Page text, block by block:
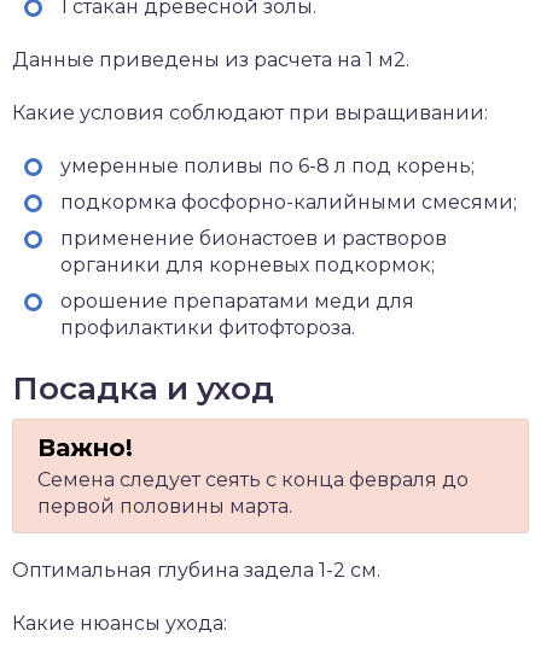
1 стакан древесной золы.
Данные приведены из расчета на 1 м2.
Какие условия соблюдают при выращивании:
умеренные поливы по 6-8 л под корень;
подкормка фосфорно-калийными смесями;
применение бионастоев и растворов
органики для корневых подкормок;
орошение препаратами меди для
профилактики фитофтороза.
Посадка и уход
Семена следует сеять с конца февраля до
первой половины марта.
Оптимальная глубина задела 1-2 см.
Какие нюансы ухода: